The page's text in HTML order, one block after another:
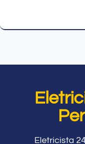
Eletricista